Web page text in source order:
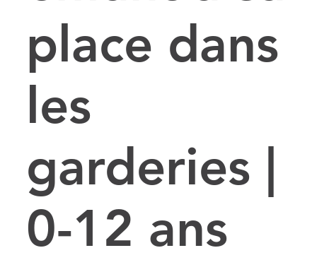
place dans
les
garderies |
0-12 ans